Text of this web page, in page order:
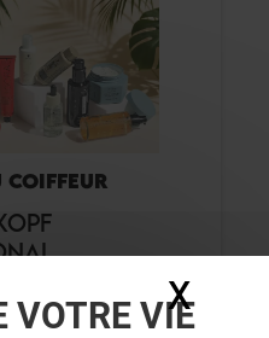
31/08/26
VOTRE VIE
X